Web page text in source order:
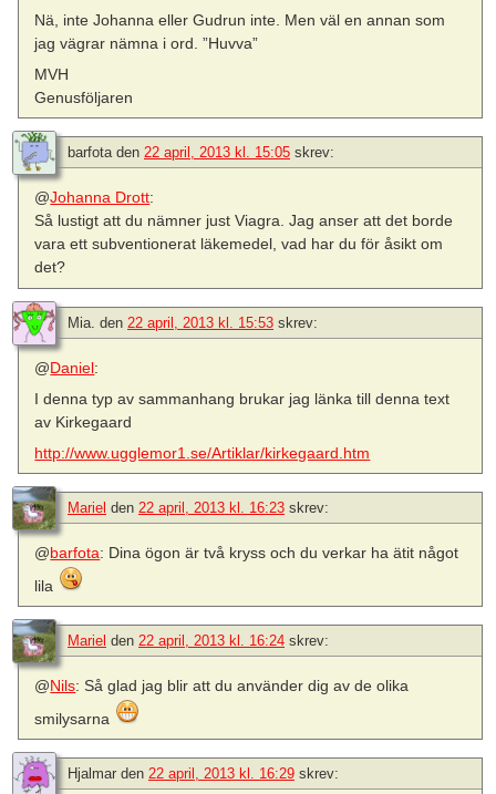
Nä, inte Johanna eller Gudrun inte. Men väl en annan som
jag vägrar nämna i ord. ”Huvva”
MVH
Genusföljaren
barfotaden 22 april, 2013 kl. 15:05 skrev:
@Johanna Drott:
Så lustigt att du nämner just Viagra. Jag anser att det borde
vara ett subventionerat läkemedel, vad har du för åsikt om
det?
Mia. den 22 april, 2013 kl. 15:53 skrev:
@Daniel:
I denna typ av sammanhang brukar jag länka till denna text
av Kirkegaard
http://www.ugglemor1.se/Artiklar/kirkegaard.htm
Mariel den 22 april, 2013 kl. 16:23 skrev:
@barfota: Dina ögon är två kryss och du verkar ha ätit något
lila
Mariel den 22 april, 2013 kl. 16:24 skrev:
@Nils: Så glad jag blir att du använder dig av de olika
smilysarna
Hjalmar den 22 april, 2013 kl. 16:29 skrev: